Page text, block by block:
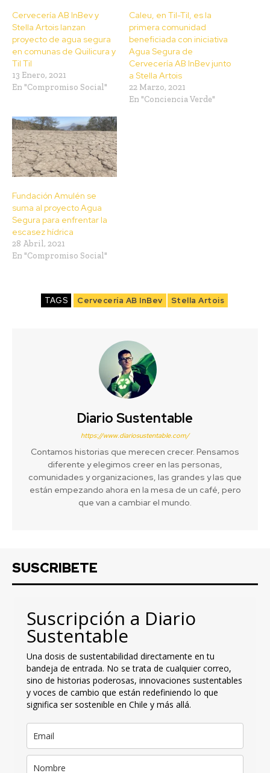
Cervecería AB InBev y
Stella Artois lanzan
proyecto de agua segura
en comunas de Quilicura y
Til Til
13 Enero, 2021
En "Compromiso Social"
Caleu, en Til-Til, es la
primera comunidad
beneficiada con iniciativa
Agua Segura de
Cervecería AB InBev junto
a Stella Artois
22 Marzo, 2021
En "Conciencia Verde"
Fundación Amulén se
suma al proyecto Agua
Segura para enfrentar la
escasez hídrica
28 Abril, 2021
En "Compromiso Social"
TAGS Cervecería AB InBev Stella Artois
Diario Sustentable
https://www.diariosustentable.com/
Contamos historias que merecen crecer. Pensamos
diferente y elegimos creer en las personas,
comunidades y organizaciones, las grandes y las que
están empezando ahora en la mesa de un café, pero
que van a cambiar el mundo.
SUSCRIBETE
Suscripción a Diario
Sustentable
Una dosis de sustentabilidad directamente en tu
bandeja de entrada. No se trata de cualquier correo,
sino de historias poderosas, innovaciones sustentables
y voces de cambio que están redefiniendo lo que
significa ser sostenible en Chile y más allá.